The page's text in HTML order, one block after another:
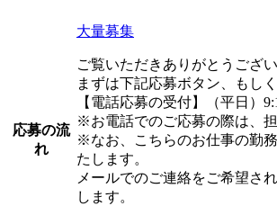
応募の流
れ
大量募集
ご覧いただきありがとうござい
まずは下記応募ボタン、もし
【電話応募の受付】（平日）
※お電話でのご応募の際は、
※なお、こちらのお仕事の勤
たします。
メールでのご連絡をご希望さ
します。